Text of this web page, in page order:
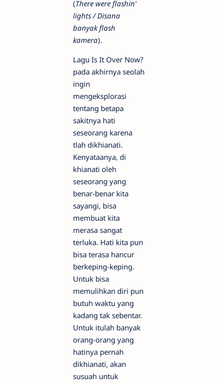
(There were flashin'
lights / Disana
banyak flash
kamera).
Lagu Is It Over Now?
pada akhirnya seolah
ingin
mengeksplorasi
tentang betapa
sakitnya hati
seseorang karena
tlah dikhianati.
Kenyataanya, di
khianati oleh
seseorang yang
benar-benar kita
sayangi, bisa
membuat kita
merasa sangat
terluka. Hati kita pun
bisa terasa hancur
berkeping-keping.
Untuk bisa
memulihkan diri pun
butuh waktu yang
kadang tak sebentar.
Untuk itulah banyak
orang-orang yang
hatinya pernah
dikhianati, akan
susuah untuk